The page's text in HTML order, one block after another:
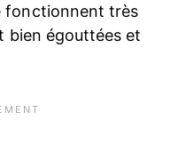
fonctionnent très
bien égouttées et